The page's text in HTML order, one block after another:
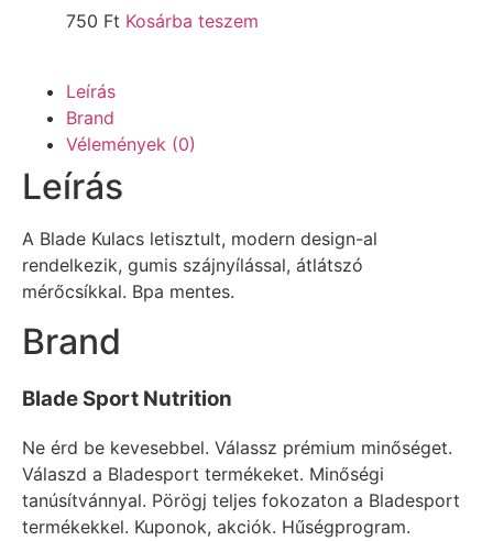
750 Ft Kosárba teszem
Leírás
Brand
Vélemények (0)
Leírás
A Blade Kulacs letisztult, modern design-al
rendelkezik, gumis szájnyílással, átlátszó
mérőcsíkkal. Bpa mentes.
Brand
Blade Sport Nutrition
Ne érd be kevesebbel. Válassz prémium minőséget.
Válaszd a Bladesport termékeket. Minőségi
tanúsítvánnyal. Pörögj teljes fokozaton a Bladesport
termékekkel. Kuponok, akciók. Hűségprogram.